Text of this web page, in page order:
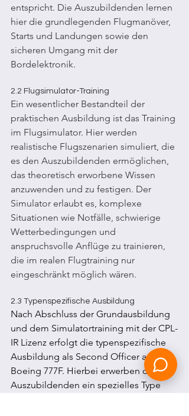
entspricht. Die Auszubildenden lernen
hier die grundlegenden Flugmanöver,
Starts und Landungen sowie den
sicheren Umgang mit der
Bordelektronik.
2.2 Flugsimulator-Training
Ein wesentlicher Bestandteil der
praktischen Ausbildung ist das Training
im Flugsimulator. Hier werden
realistische Flugszenarien simuliert, die
es den Auszubildenden ermöglichen,
das theoretisch erworbene Wissen
anzuwenden und zu festigen. Der
Simulator erlaubt es, komplexe
Situationen wie Notfälle, schwierige
Wetterbedingungen und
anspruchsvolle Anflüge zu trainieren,
die im realen Flugtraining nur
eingeschränkt möglich wären.
2.3 Typenspezifische Ausbildung
Nach Abschluss der Grundausbildung
und dem Simulatortraining mit der CPL-
IR Lizenz erfolgt die typenspezifische
Ausbildung als Second Officer auf der
Boeing 777F. Hierbei erwerben die
Auszubildenden ein spezielles Type